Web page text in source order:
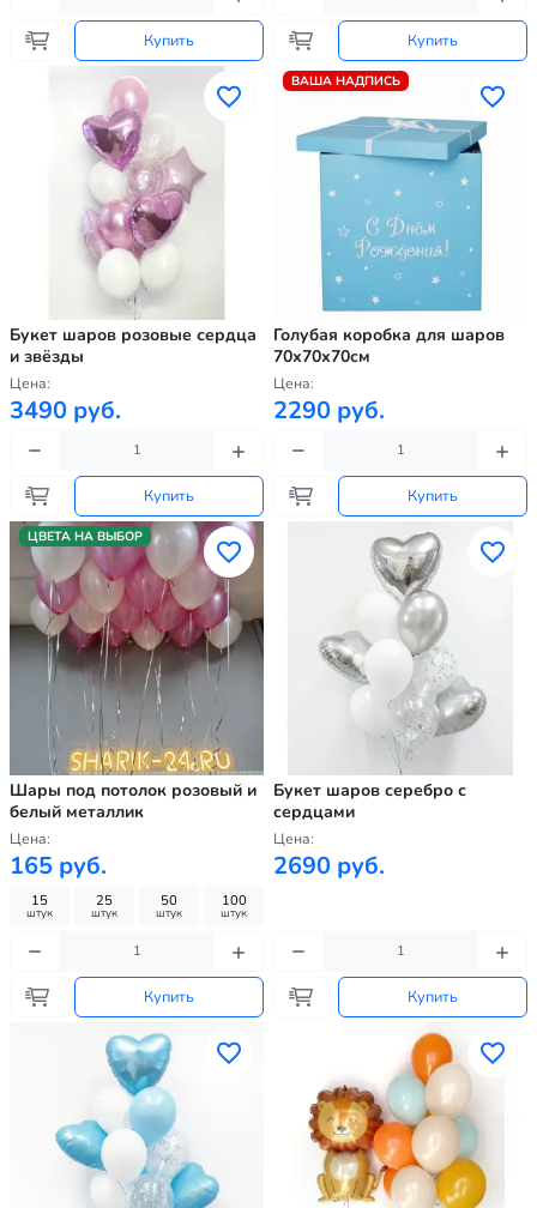
Купить Купить
Букет шаров розовые сердца
и звёзды
Цена:
3490 руб.
Купить
ВАША НАДПИСЬ
Голубая коробка для шаров
70х70х70см
Цена:
2290 руб.
Купить
ЦВЕТА НА ВЫБОР
Шары под потолок розовый и
белый металлик
Цена:
165 руб.
15
штук
25
штук
50
штук
100
штук
Купить
Букет шаров серебро с
сердцами
Цена:
2690 руб.
Купить